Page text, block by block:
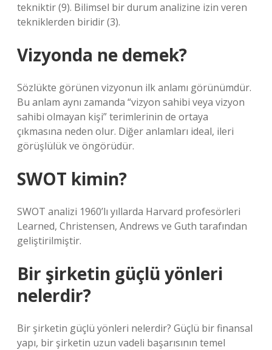
tekniktir (9). Bilimsel bir durum analizine izin veren
tekniklerden biridir (3).
Vizyonda ne demek?
Sözlükte görünen vizyonun ilk anlamı görünümdür.
Bu anlam aynı zamanda “vizyon sahibi veya vizyon
sahibi olmayan kişi” terimlerinin de ortaya
çıkmasına neden olur. Diğer anlamları ideal, ileri
görüşlülük ve öngörüdür.
SWOT kimin?
SWOT analizi 1960’lı yıllarda Harvard profesörleri
Learned, Christensen, Andrews ve Guth tarafından
geliştirilmiştir.
Bir şirketin güçlü yönleri
nelerdir?
Bir şirketin güçlü yönleri nelerdir? Güçlü bir finansal
yapı, bir şirketin uzun vadeli başarısının temel